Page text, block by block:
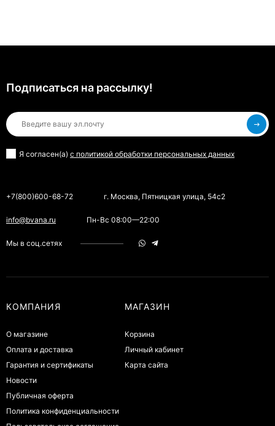
Подписаться на рассылкy!
Я согласен(a) с политикой обработки персональных данных
+7(800)600-68-72 г. Москва, Пятницкая улица, 54с2
info@bvana.ru Пн-Вс 08:00—22:00
Мы в соц.сетях
КОМПАНИЯ
О магазине
Оплата и доставка
Гарантия и сертификаты
Новости
Публичная оферта
Политика конфиденциальности
МАГАЗИН
Корзина
Личный кабинет
Карта сайта